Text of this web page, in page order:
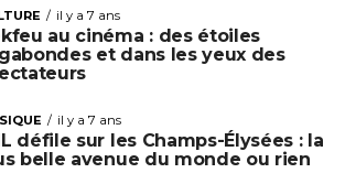
il y a 7 ans
au cinéma : des étoiles
et dans les yeux des
il y a 7 ans
défile sur les Champs-Élysées : la
belle avenue du monde ou rien